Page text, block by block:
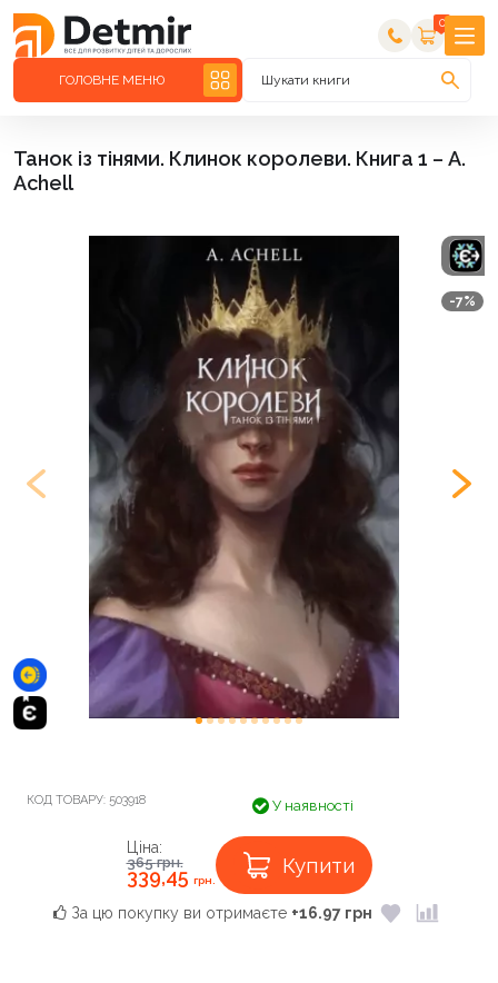
0
ГОЛОВНЕ МЕНЮ Шукати книги
Танок із тінями. Клинок королеви. Книга 1 – А.
Achell
-7%
КОД ТОВАРУ: 503918 У наявності
Ціна:
365грн.
339,45 грн.
Купити
За цю покупку ви отримаєте +16.97 грн